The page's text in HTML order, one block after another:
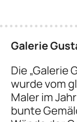
Galerie
Die „Galerie
wurde vom
Maler im
bunte